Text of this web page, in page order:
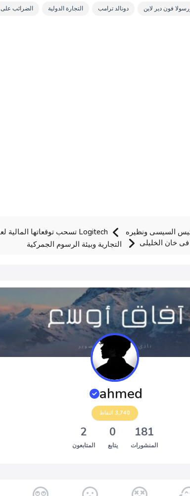
فون دير لاين دونالد ترامب التجارة الدولية
الضرائب على big tech
التجارية وبيئة الرسوم الجمركية
السيسى ونظيره
خان الخليلى
ahmed
3,740 النقاط
181
المنشورات
0
يتابع
2
المتابعون